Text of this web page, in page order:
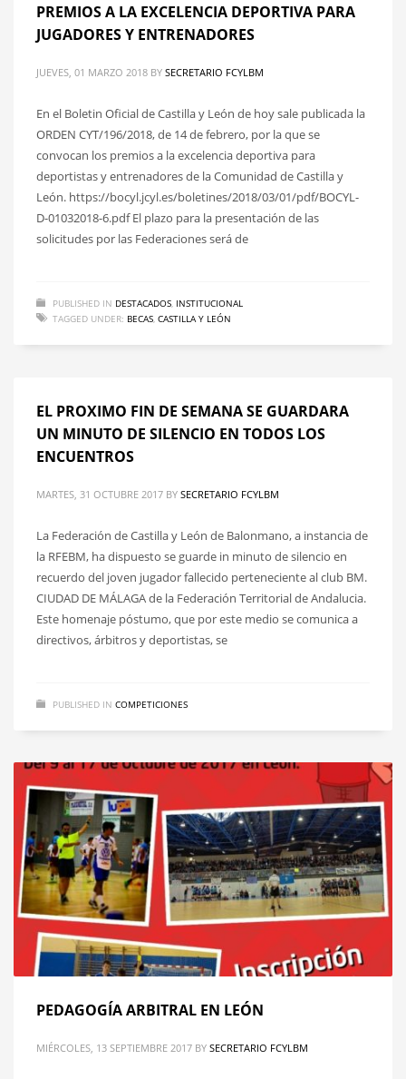
PREMIOS A LA EXCELENCIA DEPORTIVA PARA
JUGADORES Y ENTRENADORES
JUEVES, 01 MARZO 2018 BY SECRETARIO FCYLBM
En el Boletin Oficial de Castilla y León de hoy sale publicada la
ORDEN CYT/196/2018, de 14 de febrero, por la que se
convocan los premios a la excelencia deportiva para
deportistas y entrenadores de la Comunidad de Castilla y
León. https://bocyl.jcyl.es/boletines/2018/03/01/pdf/BOCYL-
D-01032018-6.pdf El plazo para la presentación de las
solicitudes por las Federaciones será de
PUBLISHED IN DESTACADOS INSTITUCIONAL
TAGGED UNDER: BECAS CASTILLA Y LEÓN
EL PROXIMO FIN DE SEMANA SE GUARDARA
UN MINUTO DE SILENCIO EN TODOS LOS
ENCUENTROS
MARTES, 31 OCTUBRE 2017 BY SECRETARIO FCYLBM
La Federación de Castilla y León de Balonmano, a instancia de
la RFEBM, ha dispuesto se guarde in minuto de silencio en
recuerdo del joven jugador fallecido perteneciente al club BM.
CIUDAD DE MÁLAGA de la Federación Territorial de Andalucia.
Este homenaje póstumo, que por este medio se comunica a
directivos, árbitros y deportistas, se
PUBLISHED IN COMPETICIONES
PEDAGOGÍA ARBITRAL EN LEÓN
MIÉRCOLES, 13 SEPTIEMBRE 2017 BY SECRETARIO FCYLBM